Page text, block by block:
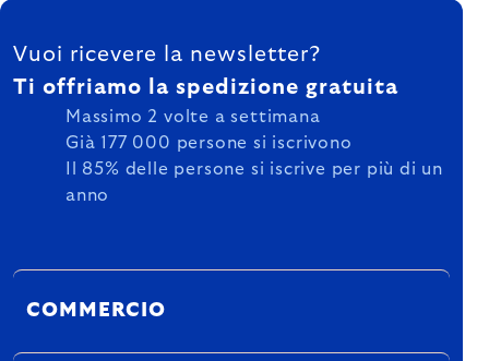
FOOTER
Vuoi ricevere la newsletter?
Ti offriamo la spedizione gratuita
Massimo 2 volte a settimana
Già 177 000 persone si iscrivono
Il 85% delle persone si iscrive per più di un
anno
COMMERCIO